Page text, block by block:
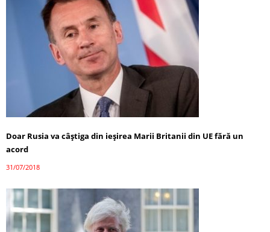
Doar Rusia va câştiga din ieșirea Marii Britanii din UE fără un
acord
31/07/2018